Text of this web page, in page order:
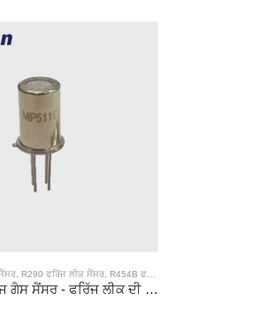
R290 ਫਰਿੱਜ ਲੀਕ ਸੈਂਸਰ R454B ਫਰਿੱਜ ਫਰਿੱਜ ਨੂੰ ਸੈਂਸਰ
Mp511d ਫਰਿੱਜ ਗੈਸ ਸੈਂਸਰ - ਫਰਿੱਜ ਲੀਕ ਦੀ ਪਛਾਣ ਲਈ ਸੈਮੀਕੰਡਕਟਰ ਅਧਾਰਤ ਸੈਂਸਰ